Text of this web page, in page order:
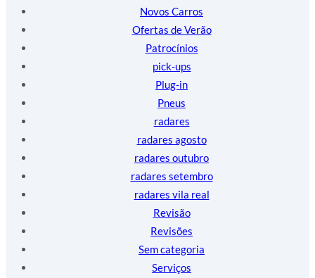
Novos Carros
Ofertas de Verão
Patrocínios
pick-ups
Plug-in
Pneus
radares
radares agosto
radares outubro
radares setembro
radares vila real
Revisão
Revisões
Sem categoria
Serviços